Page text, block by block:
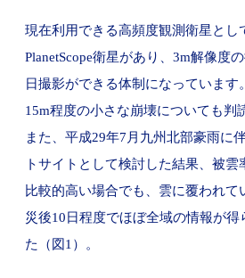
現在利用できる高頻度観測衛星とし
PlanetScope衛星があり、3m解像度
日撮影ができる体制になっていま
15m程度の小さな崩壊についても判
また、平成29年7月九州北部豪雨に
トサイトとして検討した結果、被
比較的高い場合でも、雲に覆われ
災後10日程度でほぼ全域の情報が
た（図1）。